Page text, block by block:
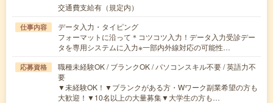
交通費支給有（規定内）
仕事内容
データ入力・タイピング
フォーマットに沿って＊コツコツ入力！データ入力受診デー
タを専用システムに入力※一部内外線対応の可能性…
応募資格
職種未経験OK / ブランクOK / パソコンスキル不要 / 英語力不
要
▼未経験OK！▼ブランクがある方・Wワーク副業希望の方も
大歓迎！▼10名以上の大量募集▼大学生の方も…